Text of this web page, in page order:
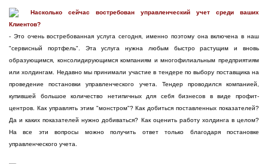
Насколько сейчас востребован управленческий учет среди ваших
Клиентов?
- Это очень востребованная услуга сегодня, именно поэтому она включена в наш
"сервисный портфель". Эта услуга нужна любым быстро растущим и вновь
образующимся, консолидирующимся компаниям и многофилиальным предприятиям
или холдингам. Недавно мы принимали участие в тендере по выбору поставщика на
проведение постановки управленческого учета. Тендер проводился компанией,
купившей большое количество нетипичных для себя бизнесов в виде профит-
центров. Как управлять этим "монстром"? Как добиться поставленных показателей?
Да и каких показателей нужно добиваться? Как оценить работу холдинга в целом?
На все эти вопросы можно получить ответ только благодаря постановке
управленческого учета.